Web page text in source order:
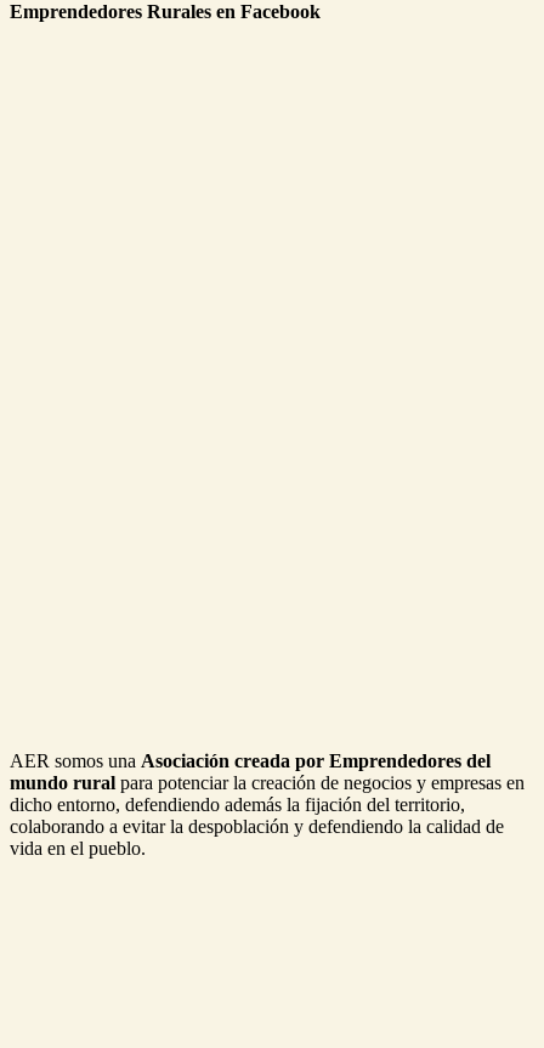
Emprendedores Rurales en Facebook
AER somos una Asociación creada por Emprendedores del
mundo rural para potenciar la creación de negocios y empresas en
dicho entorno, defendiendo además la fijación del territorio,
colaborando a evitar la despoblación y defendiendo la calidad de
vida en el pueblo.